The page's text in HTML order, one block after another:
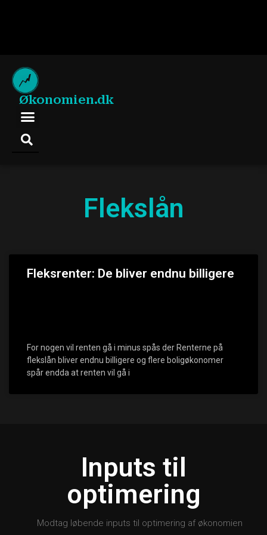
Økonomien.dk
Flekslån
Fleksrenter: De bliver endnu billigere
For nogen vil renten gå i minus spås der Renterne på
flekslån bliver endnu billigere og flere boligøkonomer
spår endda at renten vil gå i
Inputs til
optimering
Modtag løbende inputs til optimering af økonomien